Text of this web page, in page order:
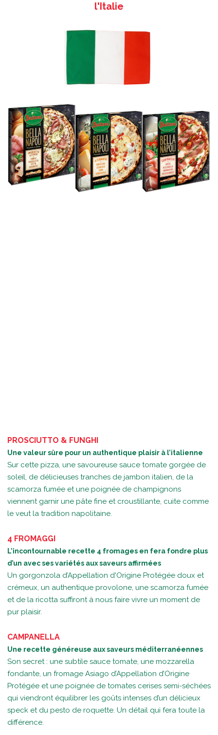
l'Italie
PROSCIUTTO & FUNGHI
Une valeur sûre pour un authentique plaisir à l’italienne
Sur cette pizza, une savoureuse sauce tomate gorgée de
soleil, de délicieuses tranches de jambon italien, de la
scamorza fumée et une poignée de champignons
viennent garnir une pâte fine et croustillante, cuite comme
le veut la tradition napolitaine.
4 FROMAGGI
L’incontournable recette 4 fromages en fera fondre plus
d’un avec ses variétés aux saveurs affirmées
Un gorgonzola d’Appellation d'Origine Protégée doux et
crémeux, un authentique provolone, une scamorza fumée
et de la ricotta suffiront à nous faire vivre un moment de
pur plaisir.
CAMPANELLA
Une recette généreuse aux saveurs méditerranéennes
Son secret : une subtile sauce tomate, une mozzarella
fondante, un fromage Asiago d’Appellation d’Origine
Protégée et une poignée de tomates cerises semi-séchées
qui viendront équilibrer les goûts intenses d’un délicieux
speck et du pesto de roquette. Un détail qui fera toute la
différence.